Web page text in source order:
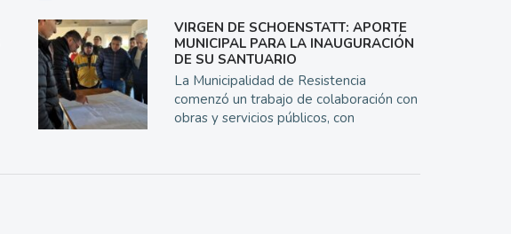
VIRGEN DE SCHOENSTATT: APORTE
MUNICIPAL PARA LA INAUGURACIÓN
DE SU SANTUARIO
La Municipalidad de Resistencia
comenzó un trabajo de colaboración con
obras y servicios públicos, con